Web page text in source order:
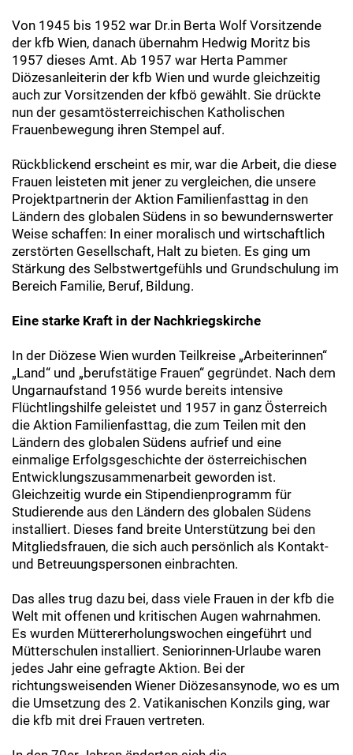
Von 1945 bis 1952 war Dr.in Berta Wolf Vorsitzende
der kfb Wien, danach übernahm Hedwig Moritz bis
1957 dieses Amt. Ab 1957 war Herta Pammer
Diözesanleiterin der kfb Wien und wurde gleichzeitig
auch zur Vorsitzenden der kfbö gewählt. Sie drückte
nun der gesamtösterreichischen Katholischen
Frauenbewegung ihren Stempel auf.
Rückblickend erscheint es mir, war die Arbeit, die diese
Frauen leisteten mit jener zu vergleichen, die unsere
Projektpartnerin der Aktion Familienfasttag in den
Ländern des globalen Südens in so bewundernswerter
Weise schaffen: In einer moralisch und wirtschaftlich
zerstörten Gesellschaft, Halt zu bieten. Es ging um
Stärkung des Selbstwertgefühls und Grundschulung im
Bereich Familie, Beruf, Bildung.
Eine starke Kraft in der Nachkriegskirche
In der Diözese Wien wurden Teilkreise „Arbeiterinnen“
„Land“ und „berufstätige Frauen“ gegründet. Nach dem
Ungarnaufstand 1956 wurde bereits intensive
Flüchtlingshilfe geleistet und 1957 in ganz Österreich
die Aktion Familienfasttag, die zum Teilen mit den
Ländern des globalen Südens aufrief und eine
einmalige Erfolgsgeschichte der österreichischen
Entwicklungszusammenarbeit geworden ist.
Gleichzeitig wurde ein Stipendienprogramm für
Studierende aus den Ländern des globalen Südens
installiert. Dieses fand breite Unterstützung bei den
Mitgliedsfrauen, die sich auch persönlich als Kontakt-
und Betreuungspersonen einbrachten.
Das alles trug dazu bei, dass viele Frauen in der kfb die
Welt mit offenen und kritischen Augen wahrnahmen.
Es wurden Müttererholungswochen eingeführt und
Mütterschulen installiert. Seniorinnen-Urlaube waren
jedes Jahr eine gefragte Aktion. Bei der
richtungsweisenden Wiener Diözesansynode, wo es um
die Umsetzung des 2. Vatikanischen Konzils ging, war
die kfb mit drei Frauen vertreten.